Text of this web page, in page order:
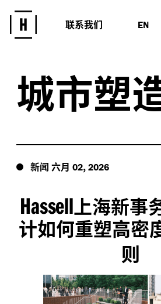
联系我们 EN
城市塑
新闻 六月 02, 2026
Hassell上海新事
计如何重塑高密
则